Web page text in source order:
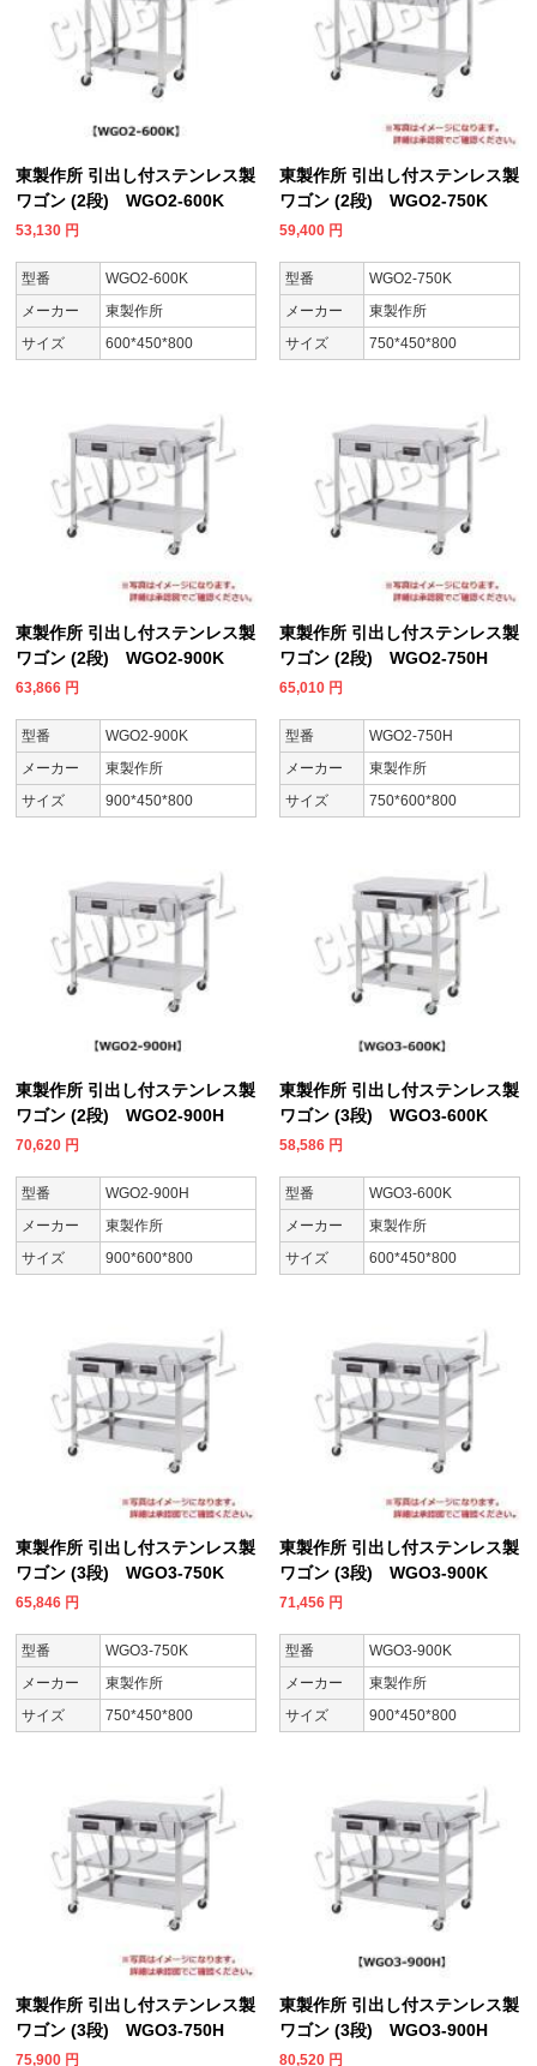
東製作所 引出し付ステンレス製
ワゴン (2段) WGO2-600K
53,130 円
型番
WGO2-600K
メーカー
東製作所
サイズ
600*450*800
東製作所 引出し付ステンレス製
ワゴン (2段) WGO2-750K
59,400 円
型番
WGO2-750K
メーカー
東製作所
サイズ
750*450*800
東製作所 引出し付ステンレス製
ワゴン (2段) WGO2-900K
63,866 円
型番
WGO2-900K
メーカー
東製作所
サイズ
900*450*800
東製作所 引出し付ステンレス製
ワゴン (2段) WGO2-750H
65,010 円
型番
WGO2-750H
メーカー
東製作所
サイズ
750*600*800
東製作所 引出し付ステンレス製
ワゴン (2段) WGO2-900H
70,620 円
型番
WGO2-900H
メーカー
東製作所
サイズ
900*600*800
東製作所 引出し付ステンレス製
ワゴン (3段) WGO3-600K
58,586 円
型番
WGO3-600K
メーカー
東製作所
サイズ
600*450*800
東製作所 引出し付ステンレス製
ワゴン (3段) WGO3-750K
65,846 円
型番
WGO3-750K
メーカー
東製作所
サイズ
750*450*800
東製作所 引出し付ステンレス製
ワゴン (3段) WGO3-900K
71,456 円
型番
WGO3-900K
メーカー
東製作所
サイズ
900*450*800
東製作所 引出し付ステンレス製
ワゴン (3段) WGO3-750H
75,900 円
東製作所 引出し付ステンレス製
ワゴン (3段) WGO3-900H
80,520 円